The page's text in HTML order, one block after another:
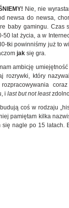
Nie, nie
newsa do newsa,
baby gamingu.
50 lat życia, a w
tki powinniśmy już to
jak się gra.
ambicję
rozrywki, który
i last but not least
coś w rodzaju
pamiętam kilka
się nagle po 15